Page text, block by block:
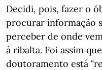
Decidi, pois, fazer o
procurar informação
perceber de onde
à ribalta. Foi assim
doutoramento está